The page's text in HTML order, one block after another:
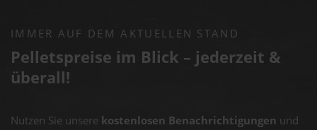
IMMER AUF DEM AKTUELLEN STAND
Pelletspreise im Blick – jederzeit &
überall!
Nutzen Sie unsere kostenlosen Benachrichtigungen und